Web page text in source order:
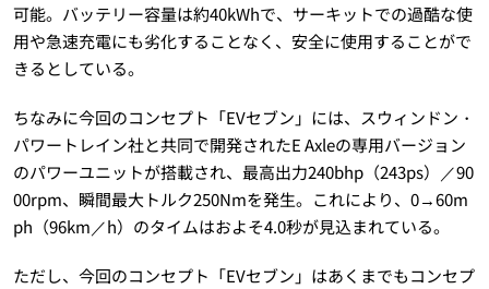
可能。バッテリー容量は約40kWhで、サーキットでの過酷な使
用や急速充電にも劣化することなく、安全に使用することがで
きるとしている。
ちなみに今回のコンセプト「EVセブン」には、スウィンドン・
パワートレイン社と共同で開発されたE Axleの専用バージョン
のパワーユニットが搭載され、最高出力240bhp（243ps）／90
00rpm、瞬間最大トルク250Nmを発生。これにより、0→60m
ph（96km／h）のタイムはおよそ4.0秒が見込まれている。
ただし、今回のコンセプト「EVセブン」はあくまでもコンセプ